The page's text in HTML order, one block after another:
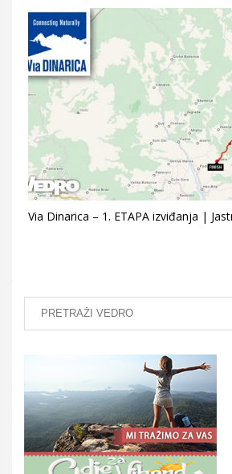
Via Dinarica – 1. ETAPA izviđanja |